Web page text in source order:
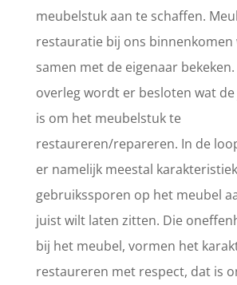
meubelstuk aan te schaffen.
restauratie bij ons binnenkomen
samen met de eigenaar
overleg wordt er besloten wat
is om het meubelstuk te
restaureren/repareren. In de
er namelijk meestal
gebruikssporen op het meubel
juist wilt laten zitten. Die
bij het meubel, vormen het
restaureren met respect, dat is